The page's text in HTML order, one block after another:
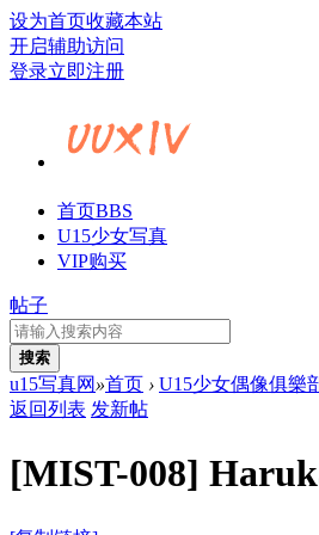
设为首页收藏本站
开启辅助访问
登录立即注册
首页BBS
U15少女写真
VIP购买
帖子
搜索
u15写真网 »首页 › U15少女偶像俱樂
返回列表 发新帖
[MIST-008]